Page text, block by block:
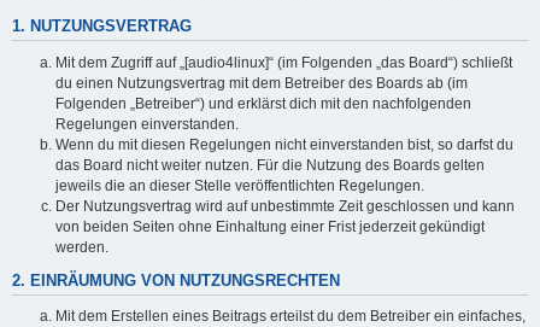
1. NUTZUNGSVERTRAG
Mit dem Zugriff auf „[audio4linux]“ (im Folgenden „das Board“) schließt
du einen Nutzungsvertrag mit dem Betreiber des Boards ab (im
Folgenden „Betreiber“) und erklärst dich mit den nachfolgenden
Regelungen einverstanden.
Wenn du mit diesen Regelungen nicht einverstanden bist, so darfst du
das Board nicht weiter nutzen. Für die Nutzung des Boards gelten
jeweils die an dieser Stelle veröffentlichten Regelungen.
Der Nutzungsvertrag wird auf unbestimmte Zeit geschlossen und kann
von beiden Seiten ohne Einhaltung einer Frist jederzeit gekündigt
werden.
2. EINRÄUMUNG VON NUTZUNGSRECHTEN
Mit dem Erstellen eines Beitrags erteilst du dem Betreiber ein einfaches,